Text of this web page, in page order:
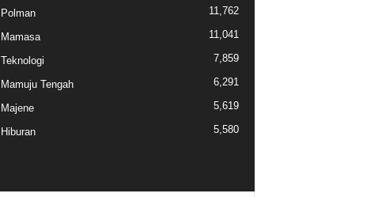
Polman 11,762
Mamasa 11,041
Teknologi 7,859
Mamuju Tengah 6,291
Majene 5,619
Hiburan 5,580